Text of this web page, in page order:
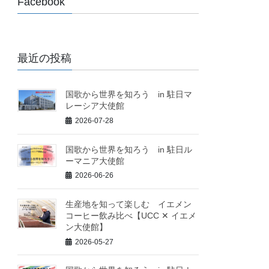
最近の投稿
国歌から世界を知ろう in 駐日マ
レーシア大使館
2026-07-28
国歌から世界を知ろう in 駐日ル
ーマニア大使館
2026-06-26
生産地を知って楽しむ イエメン
コーヒー飲み比べ【UCC ✕ イエメ
ン大使館】
2026-05-27